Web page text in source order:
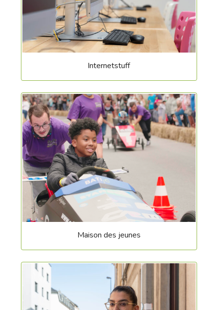
Internetstuff
Maison des jeunes